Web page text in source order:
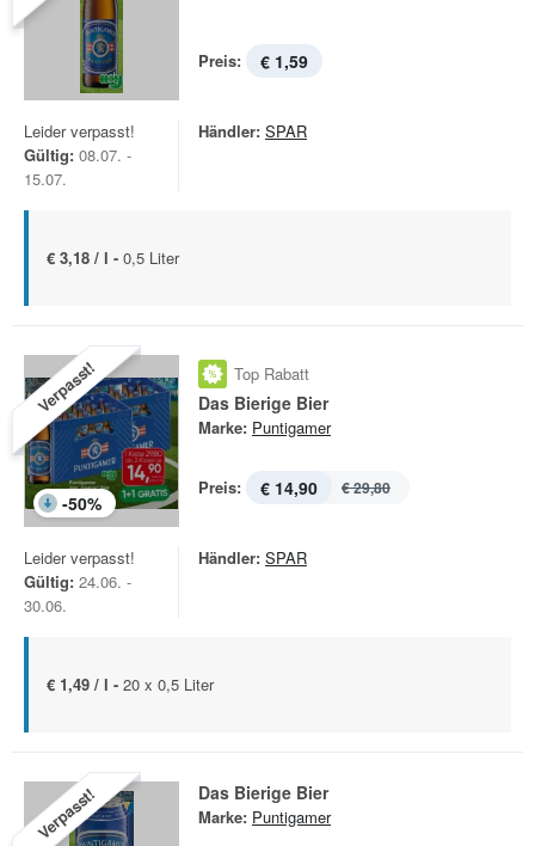
Preis: € 1,59
Leider verpasst!
Gültig: 08.07. -
15.07.
Händler: SPAR
€ 3,18 / l - 0,5 Liter
Verpasst!
-50%
Top Rabatt
Das Bierige Bier
Marke: Puntigamer
Preis: € 14,90 € 29,80
Leider verpasst!
Gültig: 24.06. -
30.06.
Händler: SPAR
€ 1,49 / l - 20 x 0,5 Liter
Verpasst! Das Bierige Bier
Marke: Puntigamer